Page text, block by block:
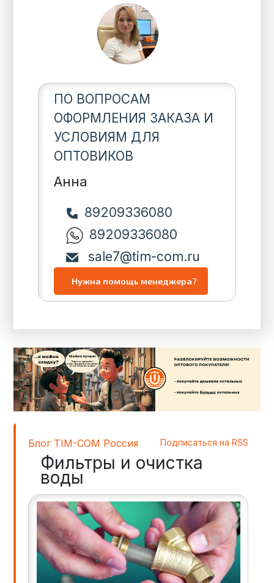
ПО ВОПРОСАМ
ОФОРМЛЕНИЯ ЗАКАЗА И
УСЛОВИЯМ ДЛЯ
ОПТОВИКОВ
Анна
89209336080
89209336080
sale7@tim-com.ru
Блог TIM-COM Россия Подписаться на RSS
Фильтры и очистка
воды